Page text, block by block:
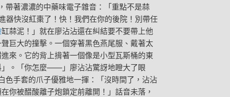
帶著濃濃的中藥味電子雜音：「重點不是蒜
器快沒紅棗了！快！我們在你的後院！別帶任
缸蒜泥！」就在廖沾沾還在糾結要不要帶上他
巨大的撞擊。一個穿著黑色燕尾服、戴著太
來。它的背上揹著一個像是小型瓦斯桶的東
。「你怎麼——」廖沾沾驚訝地瞪大了眼
色手套的爪子優雅地一揮：「沒時間了，沾沾
你被醋酸離子炮鎖定前離開！」話音未落，